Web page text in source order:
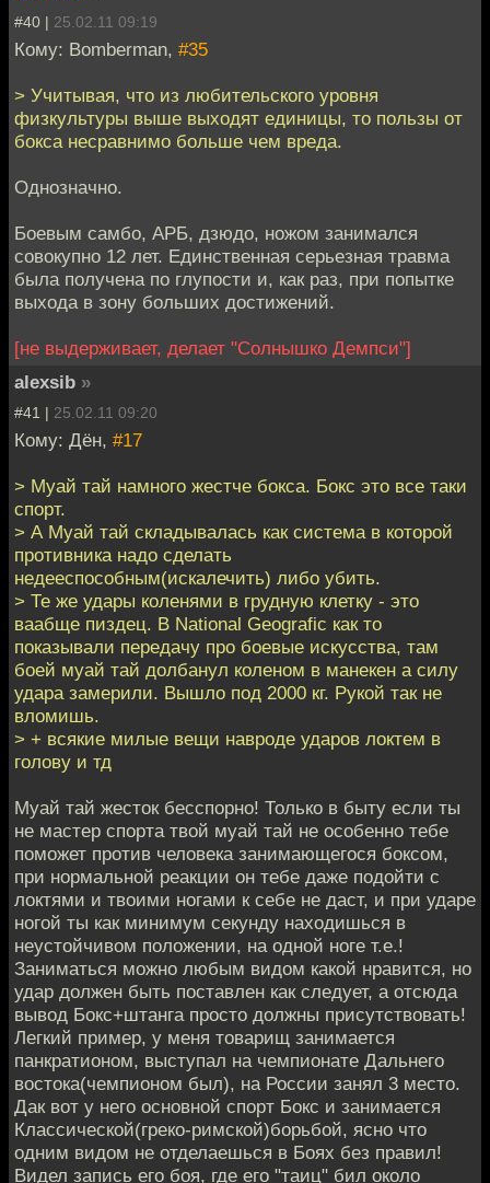
#40 | 25.02.11 09:19
Кому: Bomberman, #35
> Учитывая, что из любительского уровня
физкультуры выше выходят единицы, то пользы от
бокса несравнимо больше чем вреда.
Однозначно.
Боевым самбо, АРБ, дзюдо, ножом занимался
совокупно 12 лет. Единственная серьезная травма
была получена по глупости и, как раз, при попытке
выхода в зону больших достижений.
[не выдерживает, делает "Солнышко Демпси"]
alexsib »
#41 | 25.02.11 09:20
Кому: Дён, #17
> Муай тай намного жестче бокса. Бокс это все таки
спорт.
> А Муай тай складывалась как система в которой
противника надо сделать
недееспособным(искалечить) либо убить.
> Те же удары коленями в грудную клетку - это
ваабще пиздец. В National Geografic как то
показывали передачу про боевые искусства, там
боей муай тай долбанул коленом в манекен а силу
удара замерили. Вышло под 2000 кг. Рукой так не
вломишь.
> + всякие милые вещи навроде ударов локтем в
голову и тд
Муай тай жесток бесспорно! Только в быту если ты
не мастер спорта твой муай тай не особенно тебе
поможет против человека занимающегося боксом,
при нормальной реакции он тебе даже подойти с
локтями и твоими ногами к себе не даст, и при ударе
ногой ты как минимум секунду находишься в
неустойчивом положении, на одной ноге т.е.!
Заниматься можно любым видом какой нравится, но
удар должен быть поставлен как следует, а отсюда
вывод Бокс+штанга просто должны присутствовать!
Легкий пример, у меня товарищ занимается
панкратионом, выступал на чемпионате Дальнего
востока(чемпионом был), на России занял 3 место.
Дак вот у него основной спорт Бокс и занимается
Классической(греко-римской)борьбой, ясно что
одним видом не отделаешься в Боях без правил!
Видел запись его боя, где его "таиц" бил около